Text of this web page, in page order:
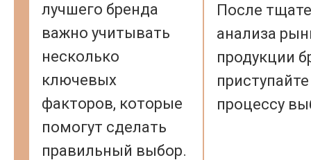
лучшего бренда
важно учитывать
несколько
ключевых
факторов, которые
помогут сделать
правильный выбор.
После
анализа
продукции
процессу